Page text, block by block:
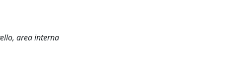
area interna